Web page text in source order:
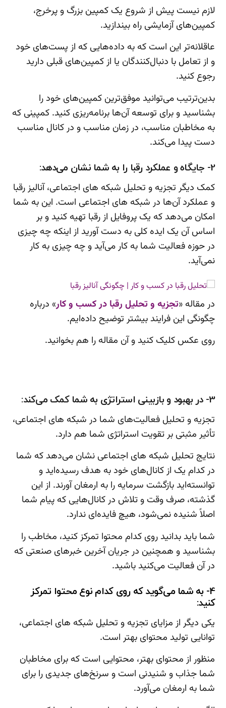
لازم نیست پیش از شروع یک کمپین بزرگ و پرخرج،
کمپین‌های آزمایشی راه بیندازید.
عاقلانه‌تر این است که به داده‌هایی که از پست‌های خود
و از تعامل با دنبال‌کنندگان یا از کمپین‌های قبلی دارید
رجوع کنید.
بدین‌ترتیب می‌توانید موفق‌ترین کمپین‌های خود را
بشناسید و برای توسعه آن‌ها برنامه‌ریزی کنید. کمپینی که
به مخاطبان مناسب، در زمان مناسب و در کانال مناسب
دست پیدا می‌کند.
2- جایگاه و عملکرد رقبا را به شما نشان می‌دهد:
کمک دیگر تجزیه و تحلیل شبکه های اجتماعی، آنالیز رقبا
و عملکرد آن‌ها در شبکه های اجتماعی است. این به شما
امکان می‌دهد که یک پروفایل از رقبا تهیه کنید و بر
اساس آن یک ایده کلی به دست آورید از اینکه چه چیزی
در حوزه فعالیت شما به کار می‌آید و چه چیزی به کار
نمی‌آید.
در مقاله «تجزیه و تحلیل رقبا در کسب و کار» درباره
چگونگی این فرایند بیشتر توضیح داده‌ایم.
روی عکس کلیک کنید و آن مقاله را هم بخوانید.
3- در بهبود و بازبینی استراتژی به شما کمک می‌کند:
تجزیه و تحلیل فعالیت‌های شما در شبکه های اجتماعی،
تأثیر مثبتی بر تقویت استراتژی شما هم دارد.
نتایج تحلیل شبکه های اجتماعی نشان می‌دهد که شما
در کدام یک از کانال‌های خود به هدف رسیده‌اید و
توانسته‌اید بازگشت سرمایه را به ارمغان آورند. از این
گذشته، صرف وقت و تلاش در کانال‌هایی که پیام شما
اصلاً شنیده نمی‌شود، هیچ فایده‌ای ندارد.
شما باید بدانید روی کدام محتوا تمرکز کنید، مخاطب را
بشناسید و همچنین در جریان آخرین خبرهای صنعتی که
در آن فعالیت می‌کنید باشید.
4- به شما می‌گوید که روی کدام نوع محتوا تمرکز
کنید:
یکی دیگر از مزایای تجزیه و تحلیل شبکه های اجتماعی،
توانایی تولید محتوای بهتر است.
منظور از محتوای بهتر، محتوایی است که برای مخاطبان
شما جذاب و شنیدنی است و سرنخ‌های جدیدی را برای
شما به ارمغان می‌آورد.